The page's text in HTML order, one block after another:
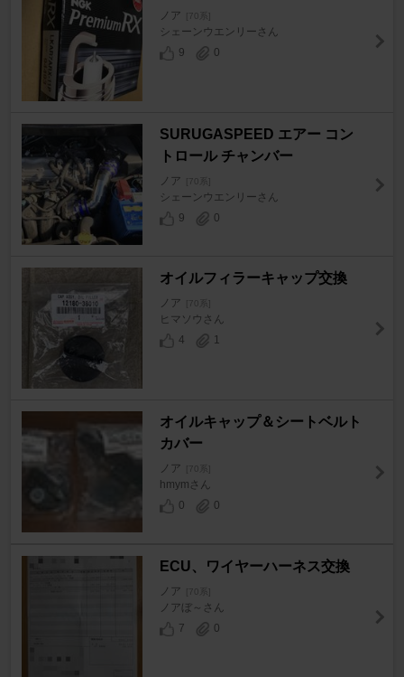
ノア [70系]
シェーンウエンリーさん
9
0
SURUGASPEED エアー コン
トロール チャンバー
ノア [70系]
シェーンウエンリーさん
9
0
オイルフィラーキャップ交換
ノア [70系]
ヒマソウさん
4
1
オイルキャップ＆シートベルト
カバー
ノア [70系]
hmymさん
0
0
ECU、ワイヤーハーネス交換
ノア [70系]
ノアぼ～さん
7
0